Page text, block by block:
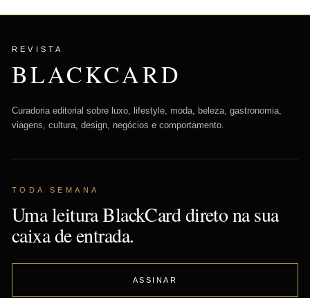
REVISTA
BLACKCARD
Curadoria editorial sobre luxo, lifestyle, moda, beleza, gastronomia,
viagens, cultura, design, negócios e comportamento.
TODA SEMANA
Uma leitura BlackCard direto na sua
caixa de entrada.
ASSINAR